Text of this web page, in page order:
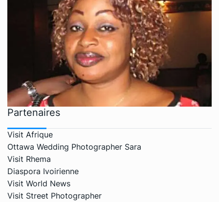
Partenaires
Visit Afrique
Ottawa Wedding Photographer Sara
Visit Rhema
Diaspora Ivoirienne
Visit World News
Visit Street Photographer